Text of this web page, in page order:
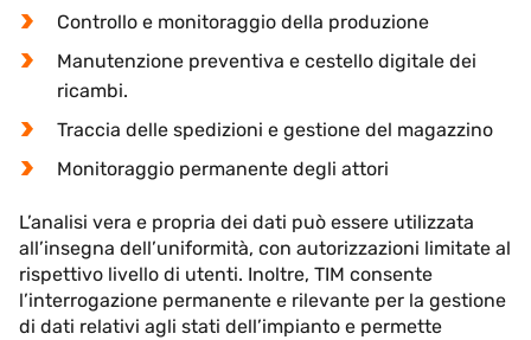
Controllo e monitoraggio della produzione
Manutenzione preventiva e cestello digitale dei
ricambi.
Traccia delle spedizioni e gestione del magazzino
Monitoraggio permanente degli attori
L’analisi vera e propria dei dati può essere utilizzata
all’insegna dell’uniformità, con autorizzazioni limitate al
rispettivo livello di utenti. Inoltre, TIM consente
l’interrogazione permanente e rilevante per la gestione
di dati relativi agli stati dell’impianto e permette